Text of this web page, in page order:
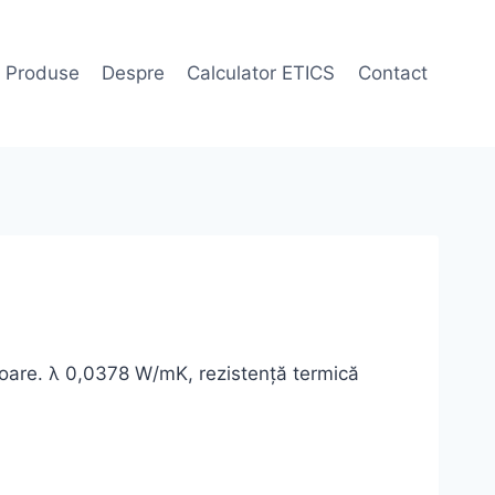
Produse Despre Calculator ETICS Contact
λ 0,0378 W/mK, rezistență termică